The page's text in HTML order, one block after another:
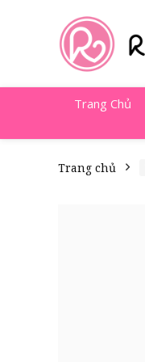
Trang Chủ
Trang chủ